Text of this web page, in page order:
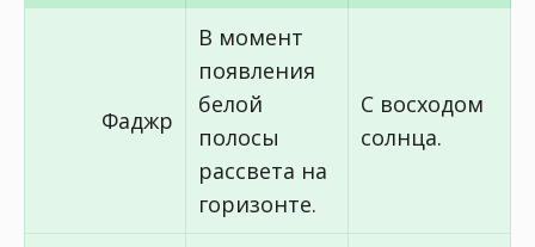
Фаджр
В момент
появления
белой
полосы
рассвета на
горизонте.
С восходом
солнца.